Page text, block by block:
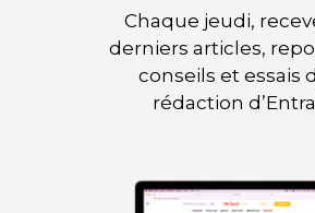
Chaque jeudi,
derniers articles,
conseils et essais
rédaction